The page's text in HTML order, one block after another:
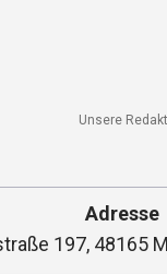
Unsere
Adresse